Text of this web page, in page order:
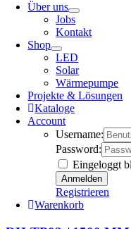
Über uns
Jobs
Kontakt
Shop
LED
Solar
Wärmepumpe
Projekte & Lösungen
Kataloge
Account
Username:
Password:
Eingeloggt
Registrieren
Warenkorb